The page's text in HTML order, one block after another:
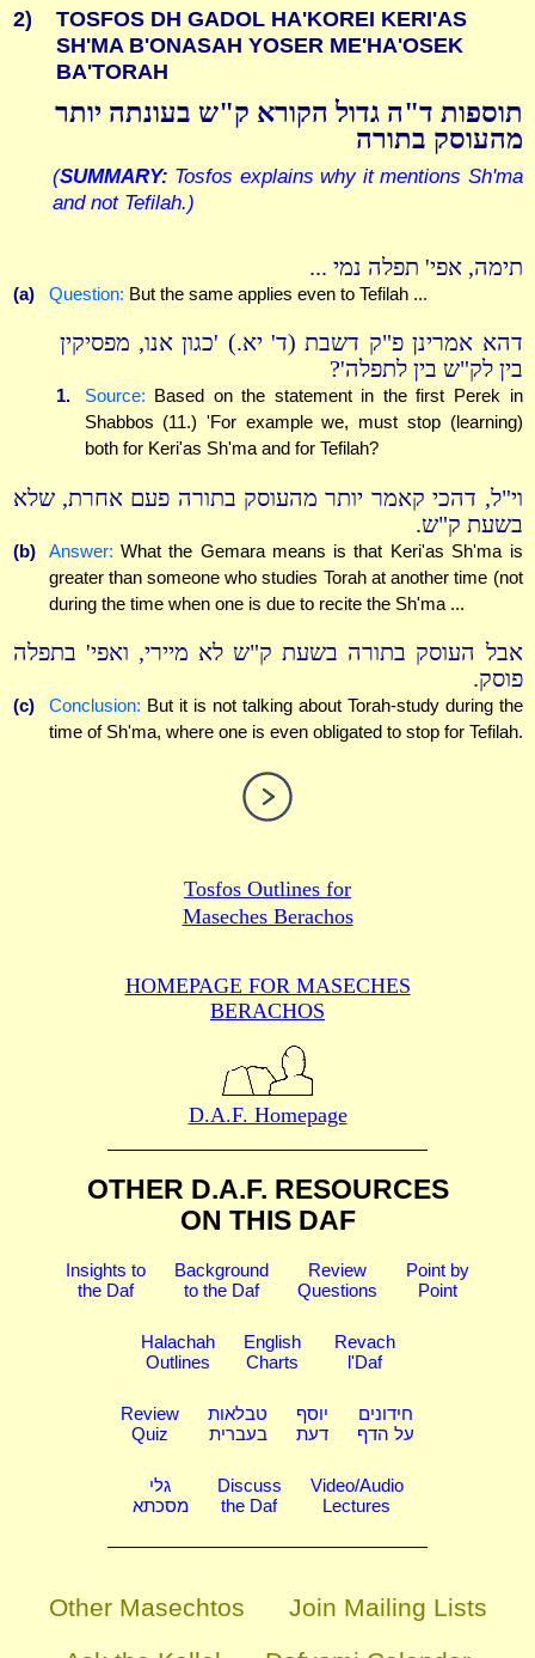
2)
TOSFOS DH GADOL HA'KOREI KERI'AS
SH'MA B'ONASAH YOSER ME'HA'OSEK
BA'TORAH
תוספות ד"ה גדול הקורא ק"ש בעונתה יותר
מהעוסק בתורה
(SUMMARY: Tosfos explains why it mentions Sh'ma
and not Tefilah.)
תימה, אפי' תפלה נמי ...
(a) Question: But the same applies even to Tefilah ...
דהא אמרינן פ"ק דשבת (ד' יא.) 'כגון אנו, מפסיקין
בין לק"ש בין לתפלה'?
1. Source: Based on the statement in the first Perek in
Shabbos (11.) 'For example we, must stop (learning)
both for Keri'as Sh'ma and for Tefilah?
וי"ל, דהכי קאמר יותר מהעוסק בתורה פעם אחרת, שלא
בשעת ק"ש.
(b) Answer: What the Gemara means is that Keri'as Sh'ma is
greater than someone who studies Torah at another time (not
during the time when one is due to recite the Sh'ma ...
אבל העוסק בתורה בשעת ק"ש לא מיירי, ואפי' בתפלה
פוסק.
(c) Conclusion: But it is not talking about Torah-study during the
time of Sh'ma, where one is even obligated to stop for Tefilah.
Tosfos Outlines for
Maseches Berachos
HOMEPAGE FOR MASECHES
BERACHOS
D.A.F. Homepage
OTHER D.A.F. RESOURCES
ON THIS DAF
Insights to
the Daf
Background
to the Daf
Review
Questions
Point by
Point
Halachah
Outlines
English
Charts
Revach
l'Daf
Review
Quiz
טבלאות
בעברית
יוסף
דעת
חידונים
על הדף
גלי
מסכתא
Discuss
the Daf
Video/Audio
Lectures
Other Masechtos
Join Mailing Lists